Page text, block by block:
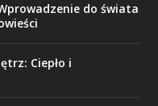
do świata
Ciepło i